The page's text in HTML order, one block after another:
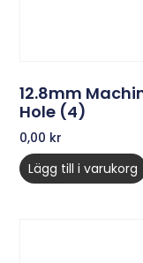
12.8mm
Hole (4)
0,00 kr
Lägg till i varukorg